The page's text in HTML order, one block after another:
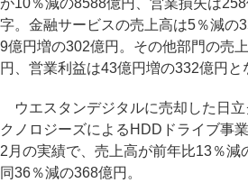
が10％減の8588億円、営業損失は
字。金融サービスの売上高は5％減の
9億円増の302億円。その他部門の売
円、営業利益は43億円増の332億円と
ウエスタンデジタルに売却した日
クノロジーズによるHDDドライブ事
2月の実績で、売上高が前年比13％減
同36％減の368億円。